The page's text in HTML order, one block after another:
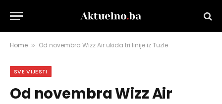
Home » Od novembra Wizz Air ukida tri linije iz Tuzle
SVE VIJESTI
Od novembra Wizz Air